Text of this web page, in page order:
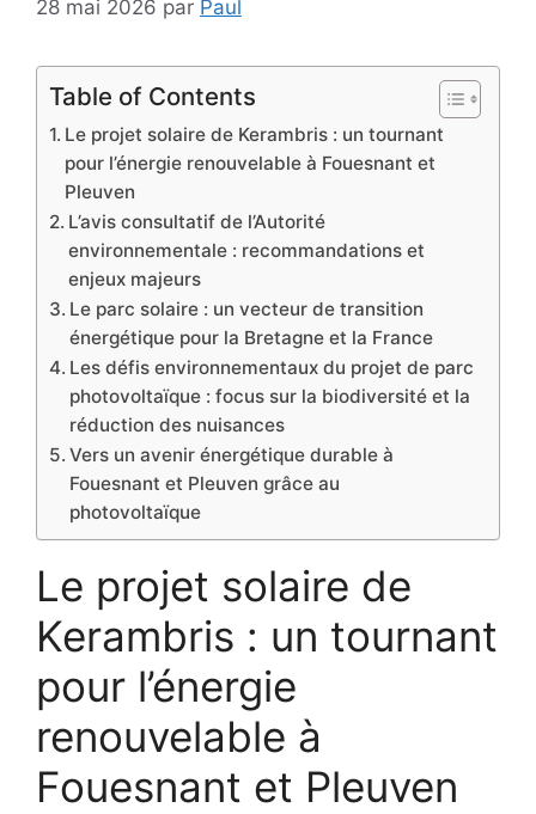
28 mai 2026 par Paul
Table of Contents
Le projet solaire de Kerambris : un tournant
pour l’énergie renouvelable à Fouesnant et
Pleuven
L’avis consultatif de l’Autorité
environnementale : recommandations et
enjeux majeurs
Le parc solaire : un vecteur de transition
énergétique pour la Bretagne et la France
Les défis environnementaux du projet de parc
photovoltaïque : focus sur la biodiversité et la
réduction des nuisances
Vers un avenir énergétique durable à
Fouesnant et Pleuven grâce au
photovoltaïque
Le projet solaire de
Kerambris : un tournant
pour l’énergie
renouvelable à
Fouesnant et Pleuven